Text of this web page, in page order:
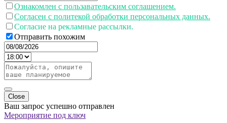
Ознакомлен с пользавательским соглашением.
Согласен с политекой обработки персональных данных.
Согласие на рекламные рассылки.
Отправить похожим
Close
Ваш запрос успешно отправлен
Мероприятие под ключ